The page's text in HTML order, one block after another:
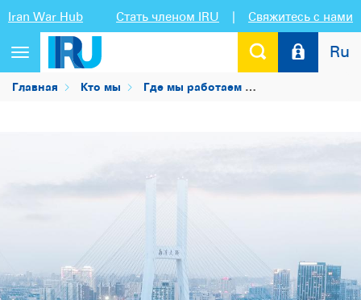
Iran War Hub Стать членом IRU | Свяжитесь с нами
Переключить
навигацию
Ru
Главная Кто мы Где мы работаем